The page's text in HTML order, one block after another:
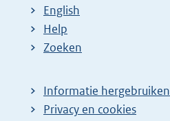
English
Help
Zoeken
Informatie hergebruiken
Privacy en cookies